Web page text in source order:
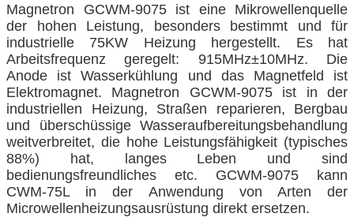
Magnetron GCWM-9075 ist eine Mikrowellenquelle
der hohen Leistung, besonders bestimmt und für
industrielle 75KW Heizung hergestellt. Es hat
Arbeitsfrequenz geregelt: 915MHz±10MHz. Die
Anode ist Wasserkühlung und das Magnetfeld ist
Elektromagnet. Magnetron GCWM-9075 ist in der
industriellen Heizung, Straßen reparieren, Bergbau
und überschüssige Wasseraufbereitungsbehandlung
weitverbreitet, die hohe Leistungsfähigkeit (typisches
88%) hat, langes Leben und sind
bedienungsfreundliches etc. GCWM-9075 kann
CWM-75L in der Anwendung von Arten der
Microwellenheizungsausrüstung direkt ersetzen.